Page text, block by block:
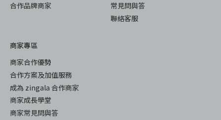
合作品牌商家
常見問與答
聯絡客服
商家專區
商家合作優勢
合作方案及加值服務
成為 zingala 合作商家
商家成長學堂
商家常見問與答